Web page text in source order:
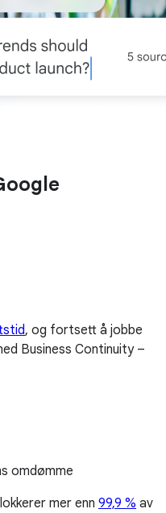
, og fortsett å jobbe
Business Continuity –
omdømme
mer enn 99,9 % av